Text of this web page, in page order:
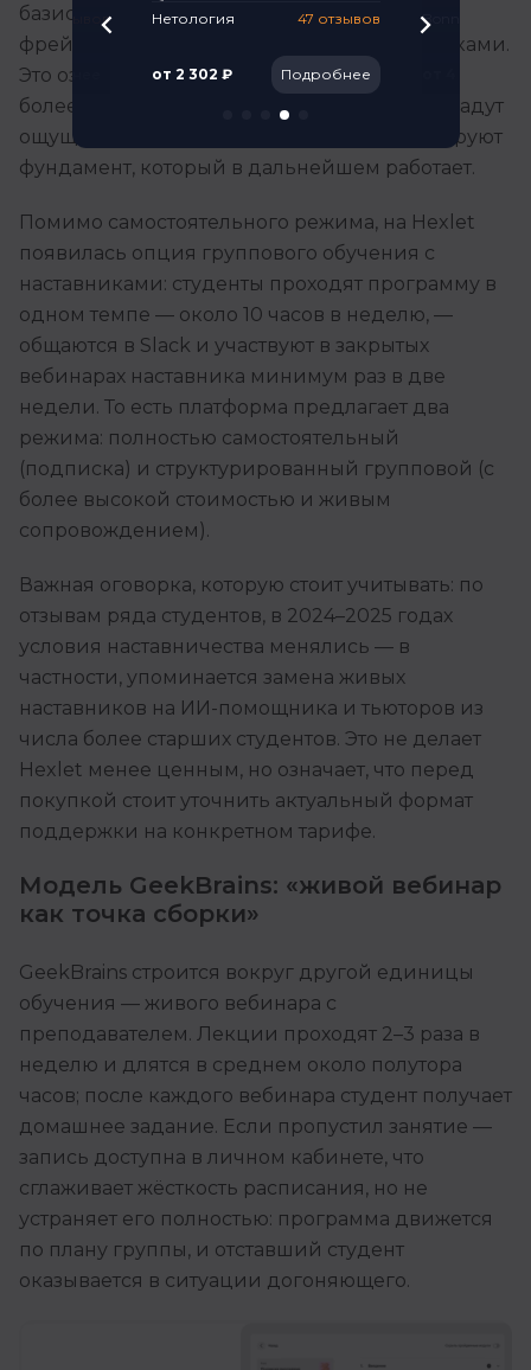
базис, которые позволяют писать код вне
фреймворков и переключаться между языками.
Это означает более высокий порог входа и
более медленный старт: первые уроки не дадут
ощущения быстрого результата, но сформируют
фундамент, который в дальнейшем работает.
Помимо самостоятельного режима, на Hexlet
появилась опция группового обучения с
наставниками: студенты проходят программу в
одном темпе — около 10 часов в неделю, —
общаются в Slack и участвуют в закрытых
вебинарах наставника минимум раз в две
недели. То есть платформа предлагает два
режима: полностью самостоятельный
(подписка) и структурированный групповой (с
более высокой стоимостью и живым
сопровождением).
Важная оговорка, которую стоит учитывать: по
отзывам ряда студентов, в 2024–2025 годах
условия наставничества менялись — в
частности, упоминается замена живых
наставников на ИИ-помощника и тьюторов из
числа более старших студентов. Это не делает
Hexlet менее ценным, но означает, что перед
покупкой стоит уточнить актуальный формат
поддержки на конкретном тарифе.
Модель GeekBrains: «живой вебинар
как точка сборки»
GeekBrains строится вокруг другой единицы
обучения — живого вебинара с
преподавателем. Лекции проходят 2–3 раза в
неделю и длятся в среднем около полутора
часов; после каждого вебинара студент получает
домашнее задание. Если пропустил занятие —
запись доступна в личном кабинете, что
сглаживает жёсткость расписания, но не
устраняет его полностью: программа движется
по плану группы, и отставший студент
оказывается в ситуации догоняющего.
213 отзывов
Подробнее
быстрее
Нетология 47 отзывов
от 2 302 ₽ Подробнее
Bonnie&Slide